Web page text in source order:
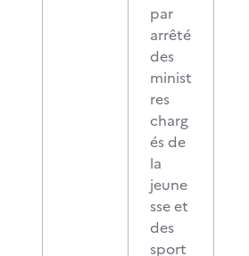
par
arrêté
des
minist
res
charg
és de
la
jeune
sse et
des
sport